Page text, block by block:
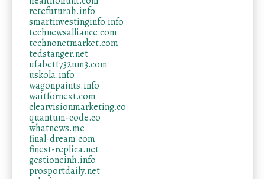
retefuturah.info
smartinvestinginfo.info
technewsalliance.com
technonetmarket.com
tedstanger.net
ufabett732um3.com
uskola.info
wagonpaints.info
waitfornext.com
clearvisionmarketing.co
quantum-code.co
whatnews.me
final-dream.com
finest-replica.net
gestioneinh.info
prosportdaily.net